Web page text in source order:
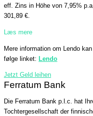
eff. Zins in Höhe von 7,95%
301,89 €.
Læs mere
Mere information om Lendo
følge linket: Lendo
Jetzt Geld leihen
Ferratum Bank
Die Ferratum Bank p.l.c. hat
Tochtergesellschaft der